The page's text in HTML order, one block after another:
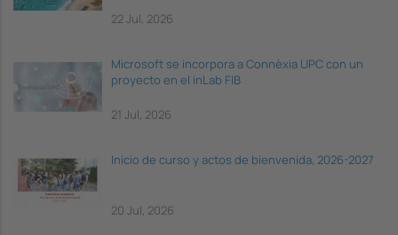
22 Jul, 2026
Microsoft se incorpora a Connèxia UPC con un
proyecto en el inLab FIB
21 Jul, 2026
Inicio de curso y actos de bienvenida, 2026-2027
20 Jul, 2026